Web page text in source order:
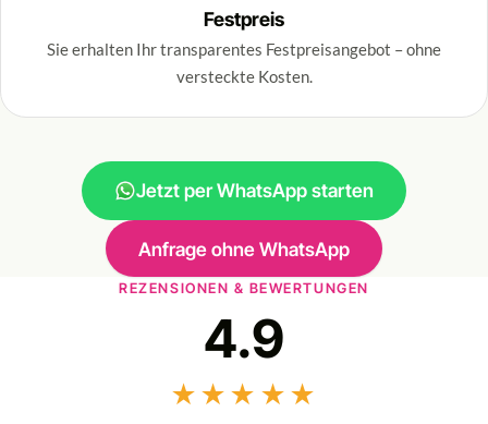
Festpreis
Sie erhalten Ihr transparentes Festpreisangebot – ohne
versteckte Kosten.
Jetzt per WhatsApp starten
Anfrage ohne WhatsApp
REZENSIONEN & BEWERTUNGEN
4.9
★★★★★